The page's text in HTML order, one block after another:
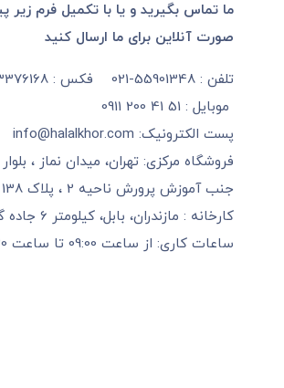
ما تماس بگیرید و یا با تکمیل فرم زیر
صورت آنلاین برای ما ارسال کنید
موبایل : 51 41 200 0911
پست الکترونیک: info@halalkhor.com
فروشگاه مرکزی: تهران، میدان نماز ،
جنب آموزش پرورش ناحیه 2 ، پلاک 138
کارخانه : مازندران، بابل، کیلومتر 6 جاده گنج افروز
ساعات کاری: از ساعت 09:00 تا ساعت 20:30